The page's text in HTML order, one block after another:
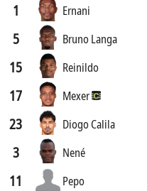
1 Ernani
5 Bruno Langa
15 Reinildo
17 Mexer
23 Diogo Calila
3 Nené
11 Pepo